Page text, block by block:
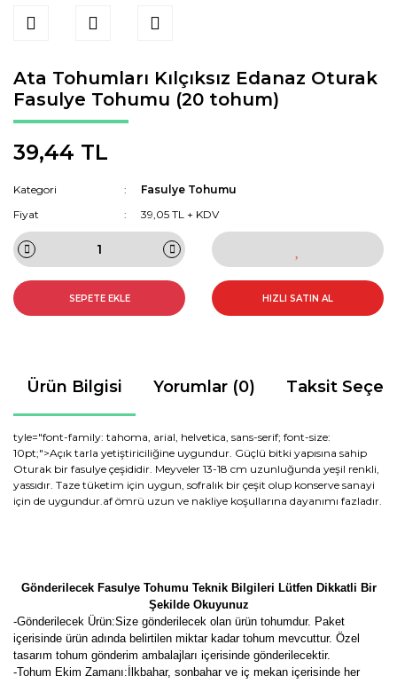
Ata Tohumları Kılçıksız Edanaz Oturak
Fasulye Tohumu (20 tohum)
39,44 TL
Kategori
Fasulye Tohumu
Fiyat
39,05 TL + KDV
SEPETE EKLE HIZLI SATIN AL
Ürün Bilgisi Yorumlar (0) Taksit
tyle="font-family: tahoma, arial, helvetica, sans-serif; font-size:
10pt;">Açık tarla yetiştiriciliğine uygundur. Güçlü bitki yapısına sahip
Oturak bir fasulye çeşididir. Meyveler 13-18 cm uzunluğunda yeşil renkli,
yassıdır. Taze tüketim için uygun, sofralık bir çeşit olup konserve sanayi
için de uygundur.af ömrü uzun ve nakliye koşullarına dayanımı fazladır.
Gönderilecek Fasulye Tohumu Teknik Bilgileri Lütfen Dikkatli Bir
Şekilde Okuyunuz
-Gönderilecek Ürün:Size gönderilecek olan ürün tohumdur. Paket
içerisinde ürün adında belirtilen miktar kadar tohum mevcuttur. Özel
tasarım tohum gönderim ambalajları içerisinde gönderilecektir.
-Tohum Ekim Zamanı:İlkbahar, sonbahar ve iç mekan içerisinde her